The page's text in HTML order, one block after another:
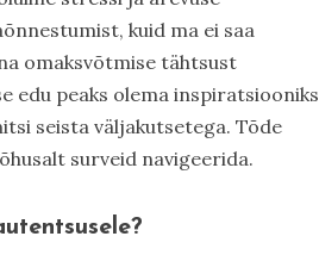
kuid ma ei saa
omaksvõtmise tähtsust
edu peaks olema inspiratsiooniks
seista väljakutsetega. Tõde
surveid navigeerida.